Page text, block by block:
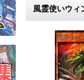
風霊使いウィ